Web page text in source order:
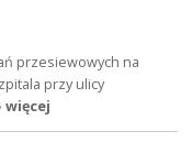
przesiewowych na
przy ulicy
więcej